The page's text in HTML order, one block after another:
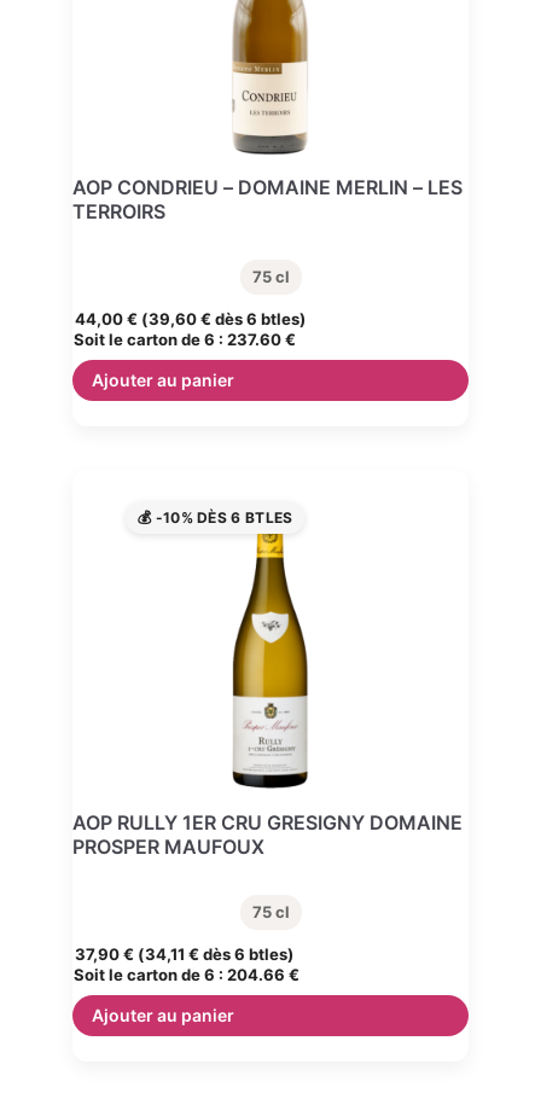
AOP CONDRIEU – DOMAINE MERLIN – LES
TERROIRS
75 cl
44,00€ (39,60€ dès 6 btles)
Soit le carton de 6 : 237.60 €
Ajouter au panier
💰 -10% DÈS 6 BTLES
AOP RULLY 1ER CRU GRESIGNY DOMAINE
PROSPER MAUFOUX
75 cl
37,90€ (34,11 € dès 6 btles)
Soit le carton de 6 : 204.66 €
Ajouter au panier